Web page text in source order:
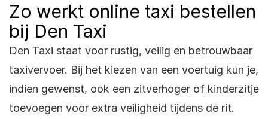
Zo werkt online taxi bestellen
bij Den Taxi
Den Taxi staat voor rustig, veilig en betrouwbaar
taxivervoer. Bij het kiezen van een voertuig kun je,
indien gewenst, ook een zitverhoger of kinderzitje
toevoegen voor extra veiligheid tijdens de rit.